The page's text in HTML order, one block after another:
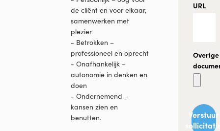
de cliënt en voor elkaar,
samenwerken met
plezier
- Betrokken –
professioneel en oprecht
- Onafhankelijk –
autonomie in denken en
doen
- Ondernemend –
kansen zien en
benutten.
URL
Overige
Verstuur